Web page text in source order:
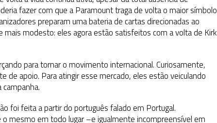
O FIM DE UMA ERA NA SDCC
DESTAR TREKSOBRE DIFERENTES PONTOS DE VISTA
DESTAR TREKSOBRE PATERNIDADE
fazer com que a Paramount traga de volta o maior símbolo
preparam uma bateria de cartas direcionadas ao
modesto: eles agora estão satisfeitos com a volta de Kirk
para tornar o movimento internacional. Curiosamente,
de apoio. Para atingir esse mercado, eles estão veiculando
foi feita a partir do português falado em Portugal.
mesmo em todo lugar –e igualmente incompreensível em